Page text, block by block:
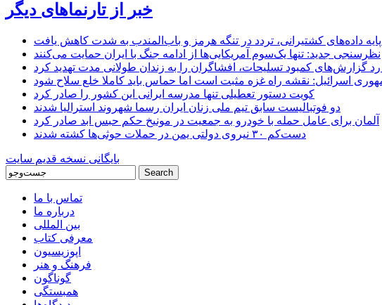
خبر از تارنماهای دیگر
پایه داده‌های کشتیرانی، تردد در تنگه هرمز و باب‌المندب به شدت کاهش یافت
نظرسنجی جدید: تنها یک‌سوم آمریکایی‌ها از ادامه جنگ با ایران حمایت می‌کنند
رد گزارش‌های کمبود تسلیحات، افشاگران را به زندان طولانی مدت تهدید کرد
اسرائیل: نقشه راه غزه مثبت است اما حماس باید کاملا خلع سلاح شود
کویت دستور تعطیلی تنها مدرسه ایرانی این کشور را صادر کرد
دو فوتبالیست سابق تیم ملی زنان ایران رسما شهروند استرالیا شدند
آلمان برای عامل حمله با خودرو به جمعیت در مونیخ حکم حبس ابد صادر کرد
دست‌کم ۳۰ نیروی دولتی یمن در حملات حوثی‌ها کشته شدند
بایگانی نسخه قدیم سایت
تماس با ما
درباره ما
بین المللی
معرفی کتاب
اپوزیسیون
فرهنگ و هنر
گوناگون
همبستگی